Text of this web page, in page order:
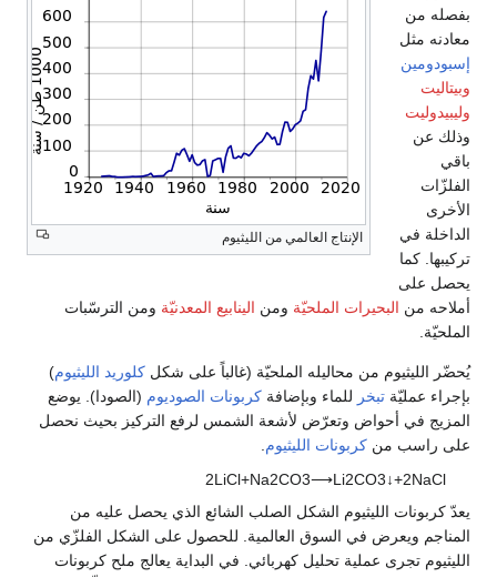
الإنتاج العالمي من الليثيوم
بفصله من
معادنه مثل
إسبودومين
وبيتاليت
وليبيدوليت
وذلك عن
باقي
الفلزّات
الأخرى
الداخلة في
تركيبها. كما
يحصل على
أملاحه من البحيرات الملحيّة ومن الينابيع المعدنيّة ومن الترسّبات
الملحيّة.
يُحضّر الليثيوم من محاليله الملحيّة (غالباً على شكل كلوريد الليثيوم)
بإجراء عمليّة تبخر للماء وبإضافة كربونات الصوديوم (الصودا). يوضع
المزيج في أحواض وتعرّض لأشعة الشمس لرفع التركيز بحيث نحصل
على راسب من كربونات الليثيوم
2LiCl+Na2CO3⟶Li2CO3↓+2NaCl
يعدّ كربونات الليثيوم الشكل الصلب الشائع الذي يحصل عليه من
المناجم ويعرض في السوق العالمية. للحصول على الشكل الفلزّي من
الليثيوم تجرى عملية تحليل كهربائي. في البداية يعالج ملح كربونات